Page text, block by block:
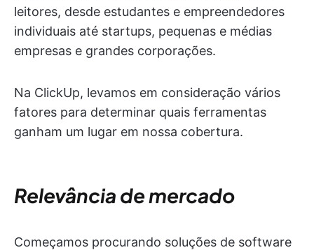
leitores, desde estudantes e empreendedores
individuais até startups, pequenas e médias
empresas e grandes corporações.
Na ClickUp, levamos em consideração vários
fatores para determinar quais ferramentas
ganham um lugar em nossa cobertura.
Relevância de mercado
Começamos procurando soluções de software